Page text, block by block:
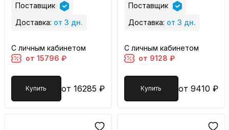
Поставщик
Доставка: от 3 дн.
С личным кабинетом
от 15796 ₽
Купить от 16285 ₽
Поставщик
Доставка: от 3 дн.
С личным кабинетом
от 9128 ₽
Купить от 9410 ₽